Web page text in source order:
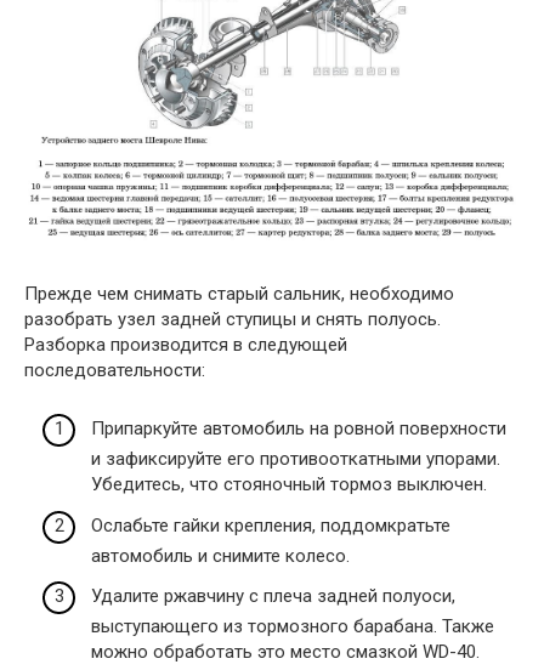
Прежде чем снимать старый сальник, необходимо
разобрать узел задней ступицы и снять полуось.
Разборка производится в следующей
последовательности:
Припаркуйте автомобиль на ровной поверхности
и зафиксируйте его противооткатными упорами.
Убедитесь, что стояночный тормоз выключен.
Ослабьте гайки крепления, поддомкратьте
автомобиль и снимите колесо.
Удалите ржавчину с плеча задней полуоси,
выступающего из тормозного барабана. Также
можно обработать это место смазкой WD-40.